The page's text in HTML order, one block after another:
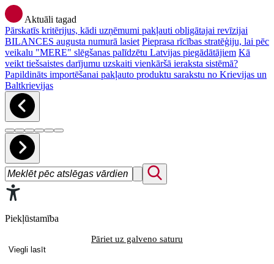
Aktuāli tagad
Pārskatīs kritērijus, kādi uzņēmumi pakļauti obligātajai revīzijai
BILANCES augusta numurā lasiet Pieprasa rīcības stratēģiju, lai pēc
veikalu "MERE" slēgšanas palīdzētu Latvijas piegādātājiem Kā
veikt tiešsaistes darījumu uzskaiti vienkāršā ieraksta sistēmā?
Papildināts importēšanai pakļauto produktu sarakstu no Krievijas un
Baltkrievijas
Piekļūstamība
Pāriet uz galveno saturu
Viegli lasīt